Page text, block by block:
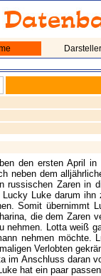
Darsteller
den ersten April
neben dem
russischen Zaren in
Lucky Luke darum
Somit übernimmt
die dem Zaren
nehmen. Lotta weiß
nehmen möchte.
Verlobten
im Anschluss daran
hat ein paar